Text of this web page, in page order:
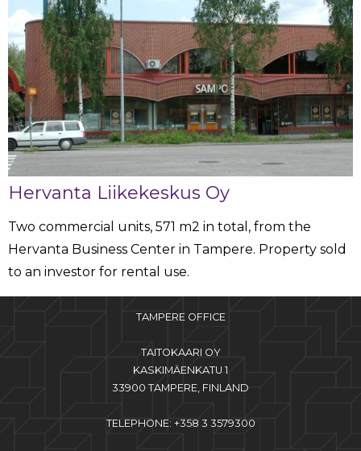
Hervanta Liikekeskus Oy
Two commercial units, 571 m2 in total, from the
Hervanta Business Center in Tampere. Property sold
to an investor for rental use.
TAMPERE OFFICE
TAITOKAARI OY
KASKIMÄENKATU 1
33900 TAMPERE, FINLAND
TELEPHONE: +358 3 3579300